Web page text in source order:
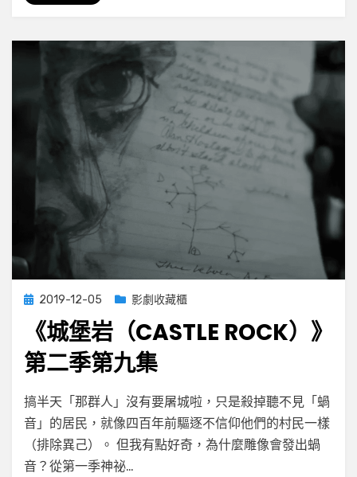
第
集〉
Posted
2019-12-05 影劇收藏櫃
《城堡岩（CASTLE ROCK）》
第二季第九集
by小云
Leave a commenton
《城
堡
岩
搞半天「那群人」沒有要屠城啦，只是殺掉聽不見「蝸
音」的居民，就像四百年前驅逐不信仰他們的村民一樣
（排除異己）。 但我有點好奇，為什麼雕像會發出蝸
音？從第一季神祕…